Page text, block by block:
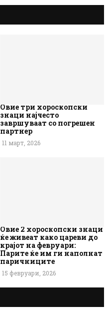
Овие три хороскопски
знаци најчесто
завршуваат со погрешен
партнер
11 март, 2026
Овие 2 хороскопски знаци
ќе живеат како цареви до
крајот на февруари:
Парите ќе им ги наполнат
паричниците
15 февруари, 2026